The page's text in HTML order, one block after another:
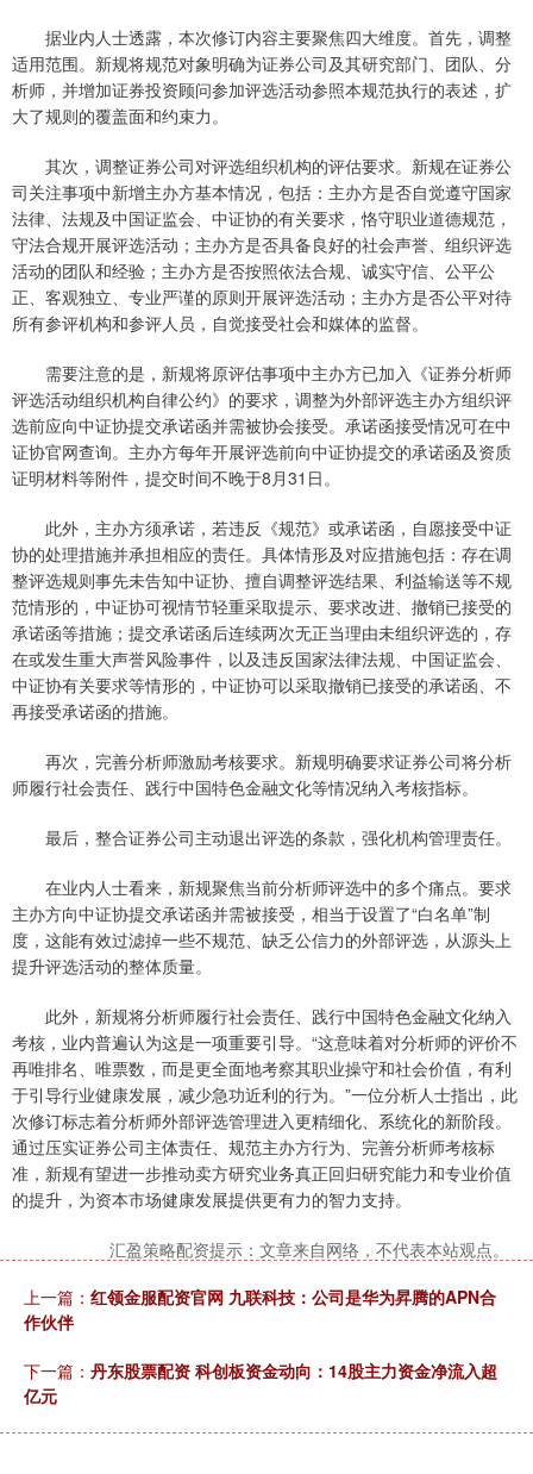
据业内人士透露，本次修订内容主要聚焦四大维度。首先，调整
适用范围。新规将规范对象明确为证券公司及其研究部门、团队、分
析师，并增加证券投资顾问参加评选活动参照本规范执行的表述，扩
大了规则的覆盖面和约束力。
其次，调整证券公司对评选组织机构的评估要求。新规在证券公
司关注事项中新增主办方基本情况，包括：主办方是否自觉遵守国家
法律、法规及中国证监会、中证协的有关要求，恪守职业道德规范，
守法合规开展评选活动；主办方是否具备良好的社会声誉、组织评选
活动的团队和经验；主办方是否按照依法合规、诚实守信、公平公
正、客观独立、专业严谨的原则开展评选活动；主办方是否公平对待
所有参评机构和参评人员，自觉接受社会和媒体的监督。
需要注意的是，新规将原评估事项中主办方已加入《证券分析师
评选活动组织机构自律公约》的要求，调整为外部评选主办方组织评
选前应向中证协提交承诺函并需被协会接受。承诺函接受情况可在中
证协官网查询。主办方每年开展评选前向中证协提交的承诺函及资质
证明材料等附件，提交时间不晚于8月31日。
此外，主办方须承诺，若违反《规范》或承诺函，自愿接受中证
协的处理措施并承担相应的责任。具体情形及对应措施包括：存在调
整评选规则事先未告知中证协、擅自调整评选结果、利益输送等不规
范情形的，中证协可视情节轻重采取提示、要求改进、撤销已接受的
承诺函等措施；提交承诺函后连续两次无正当理由未组织评选的，存
在或发生重大声誉风险事件，以及违反国家法律法规、中国证监会、
中证协有关要求等情形的，中证协可以采取撤销已接受的承诺函、不
再接受承诺函的措施。
再次，完善分析师激励考核要求。新规明确要求证券公司将分析
师履行社会责任、践行中国特色金融文化等情况纳入考核指标。
最后，整合证券公司主动退出评选的条款，强化机构管理责任。
在业内人士看来，新规聚焦当前分析师评选中的多个痛点。要求
主办方向中证协提交承诺函并需被接受，相当于设置了“白名单”制
度，这能有效过滤掉一些不规范、缺乏公信力的外部评选，从源头上
提升评选活动的整体质量。
此外，新规将分析师履行社会责任、践行中国特色金融文化纳入
考核，业内普遍认为这是一项重要引导。“这意味着对分析师的评价不
再唯排名、唯票数，而是更全面地考察其职业操守和社会价值，有利
于引导行业健康发展，减少急功近利的行为。”一位分析人士指出，此
次修订标志着分析师外部评选管理进入更精细化、系统化的新阶段。
通过压实证券公司主体责任、规范主办方行为、完善分析师考核标
准，新规有望进一步推动卖方研究业务真正回归研究能力和专业价值
的提升，为资本市场健康发展提供更有力的智力支持。
汇盈策略配资提示：文章来自网络，不代表本站观点。
上一篇： 红领金服配资官网 九联科技：公司是华为昇腾的APN合
作伙伴
下一篇： 丹东股票配资 科创板资金动向：14股主力资金净流入超
亿元